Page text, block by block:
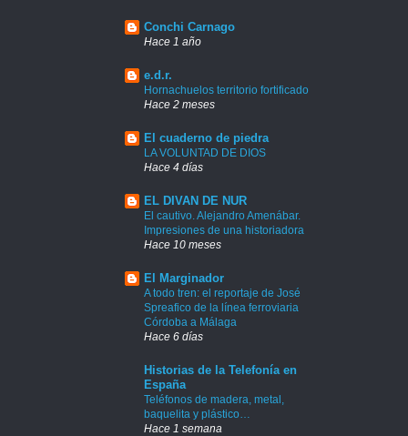
Conchi Carnago
Hace 1 año
e.d.r.
Hornachuelos territorio fortificado
Hace 2 meses
El cuaderno de piedra
LA VOLUNTAD DE DIOS
Hace 4 días
EL DIVAN DE NUR
El cautivo. Alejandro Amenábar.
Impresiones de una historiadora
Hace 10 meses
El Marginador
A todo tren: el reportaje de José
Spreafico de la línea ferroviaria
Córdoba a Málaga
Hace 6 días
Historias de la Telefonía en
España
Teléfonos de madera, metal,
baquelita y plástico…
Hace 1 semana